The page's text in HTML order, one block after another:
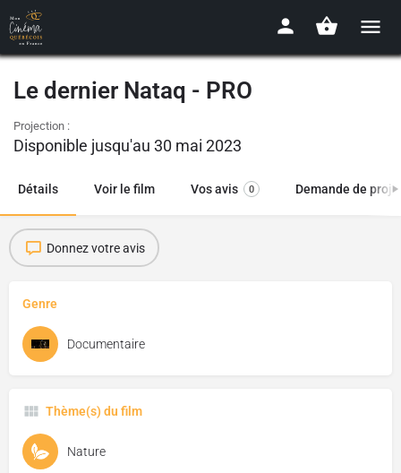
Le dernier Nataq - PRO
Projection :
Disponible jusqu'au 30 mai 2023
Détails Voir le film Vos avis 0 Demande de
Donnez votre avis
Genre
Documentaire
Thème(s) du film
Nature